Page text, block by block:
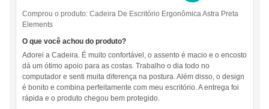
Comprou o produto: Cadeira De Escritório Ergonômica Astra Preta
Elements
O que você achou do produto?
Adorei a Cadeira. É muito confortável, o assento é macio e o encosto
dá um ótimo apoio para as costas. Trabalho o dia todo no
computador e senti muita diferença na postura. Além disso, o design
é bonito e combina perfeitamente com meu escritório. A entrega foi
rápida e o produto chegou bem protegido.